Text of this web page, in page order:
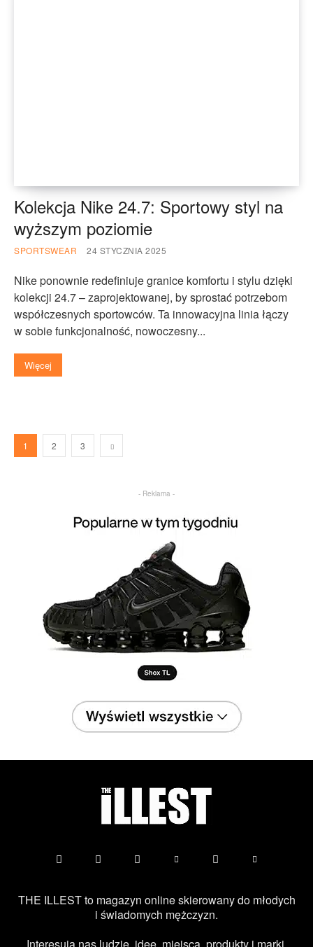
Kolekcja Nike 24.7: Sportowy styl na
wyższym poziomie
SPORTSWEAR 24 STYCZNIA 2025
Nike ponownie redefiniuje granice komfortu i stylu dzięki
kolekcji 24.7 – zaprojektowanej, by sprostać potrzebom
współczesnych sportowców. Ta innowacyjna linia łączy
w sobie funkcjonalność, nowoczesny...
Więcej
1 2 3
- Reklama -
THE ILLEST to magazyn online skierowany do młodych
i świadomych mężczyzn.